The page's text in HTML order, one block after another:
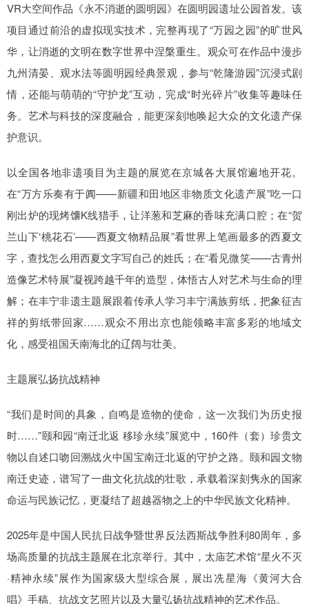
VR大空间作品《永不消逝的圆明园》在圆明园遗址公园首发。该
项目通过前沿的虚拟现实技术，完整再现了“万园之园”的旷世风
华，让消逝的文明在数字世界中涅槃重生。观众可在作品中漫步
九州清晏、观水法等圆明园经典景观，参与“乾隆游园”沉浸式剧
情，还能与萌萌的“守护龙”互动，完成“时光碎片”收集等趣味任
务。艺术与科技的深度融合，能更深刻地唤起大众的文化遗产保
护意识。
以全国各地非遗项目为主题的展览在京城各大展馆遍地开花。
在“万方乐奏有于阗——新疆和田地区非物质文化遗产展”吃一口
刚出炉的现烤馕K线猎手，让洋葱和芝麻的香味充满口腔；在“贺
兰山下‘桃花石’——西夏文物精品展”看世界上笔画最多的西夏文
字，查找怎么用西夏文字写自己的姓氏；在“看见微笑——古青州
造像艺术特展”凝视跨越千年的造型，体悟古人对艺术与生命的理
解；在丰宁非遗主题展跟着传承人学习丰宁满族剪纸，把象征吉
祥的剪纸带回家……观众不用出京也能领略丰富多彩的地域文
化，感受祖国天南海北的辽阔与壮美。
主题展弘扬抗战精神
“我们是时间的具象，自鸣是造物的使命，这一次我们为历史报
时……”颐和园“南迁北返 移珍永续”展览中，160件（套）珍贵文
物以自述口吻回溯战火中国宝南迁北返的守护之路。颐和园文物
南迁史迹，谱写了一曲文化抗战的壮歌，承载着深刻隽永的国家
命运与民族记忆，更凝结了超越器物之上的中华民族文化精神。
2025年是中国人民抗日战争暨世界反法西斯战争胜利80周年，多
场高质量的抗战主题展在北京举行。其中，太庙艺术馆“星火不灭
·精神永续”展作为国家级大型综合展，展出冼星海《黄河大合
唱》手稿、抗战文艺照片以及大量弘扬抗战精神的艺术作品。